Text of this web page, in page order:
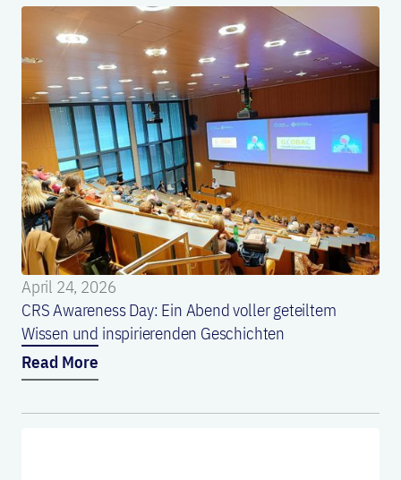
April 24, 2026
CRS Awareness Day: Ein Abend voller geteiltem
Wissen und inspirierenden Geschichten
Read More